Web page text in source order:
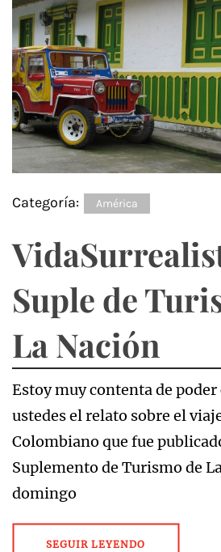
Categoría: América
Suple de
La Nación
Estoy muy contenta de
ustedes el relato sobre el
Colombiano que fue
Suplemento de Turismo de
domingo
SEGUIR LEYENDO